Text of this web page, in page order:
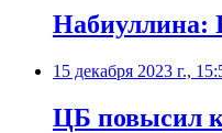
Набиуллина:
15 декабря 2023 г.,
ЦБ повысил